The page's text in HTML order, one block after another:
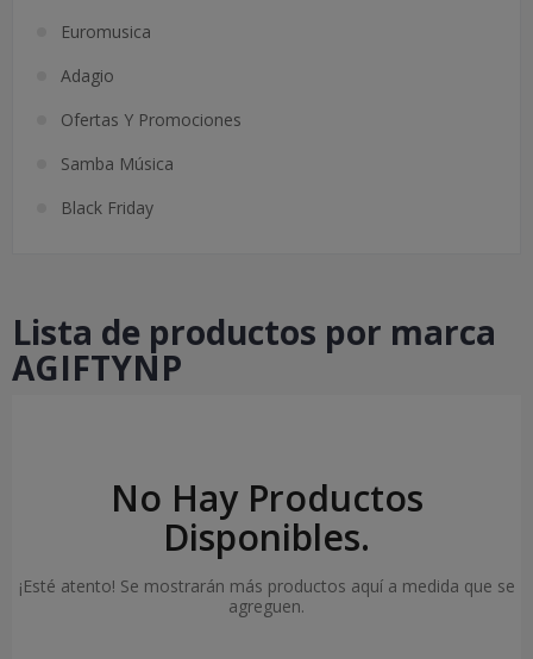
Euromusica
Adagio
Ofertas Y Promociones
Samba Música
Black Friday
Lista de productos por marca
AGIFTYNP
No Hay Productos
Disponibles.
¡Esté atento! Se mostrarán más productos aquí a medida que se
agreguen.